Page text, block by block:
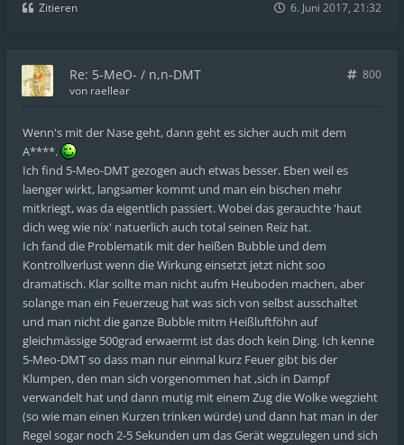
Zitieren 6. Juni 2017, 21:32
Re: 5-MeO- / n,n-DMT
800
von raellear
Wenn's mit der Nase geht, dann geht es sicher auch mit dem
A****.
Ich find 5-Meo-DMT gezogen auch etwas besser. Eben weil es
laenger wirkt, langsamer kommt und man ein bischen mehr
mitkriegt, was da eigentlich passiert. Wobei das gerauchte 'haut
dich weg wie nix' natuerlich auch total seinen Reiz hat.
Ich fand die Problematik mit der heißen Bubble und dem
Kontrollverlust wenn die Wirkung einsetzt jetzt nicht soo
dramatisch. Klar sollte man nicht aufm Heuboden machen, aber
solange man ein Feuerzeug hat was sich von selbst ausschaltet
und man nicht die ganze Bubble mitm Heißluftföhn auf
gleichmässige 500grad erwaermt ist das doch kein Ding. Ich kenne
5-Meo-DMT so dass man nur einmal kurz Feuer gibt bis der
Klumpen, den man sich vorgenommen hat ,sich in Dampf
verwandelt hat und dann mutig mit einem Zug die Wolke wegzieht
(so wie man einen Kurzen trinken würde) und dann hat man in der
Regel sogar noch 2-5 Sekunden um das Gerät wegzulegen und sich